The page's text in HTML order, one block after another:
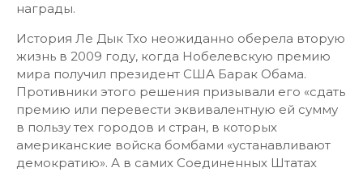
награды.
История Ле Дык Тхо неожиданно оберела вторую
жизнь в 2009 году, когда Нобелевскую премию
мира получил президент США Барак Обама.
Противники этого решения призывали его «сдать
премию или перевести эквивалентную ей сумму
в пользу тех городов и стран, в которых
американские войска бомбами «устанавливают
демократию». А в самих Соединенных Штатах